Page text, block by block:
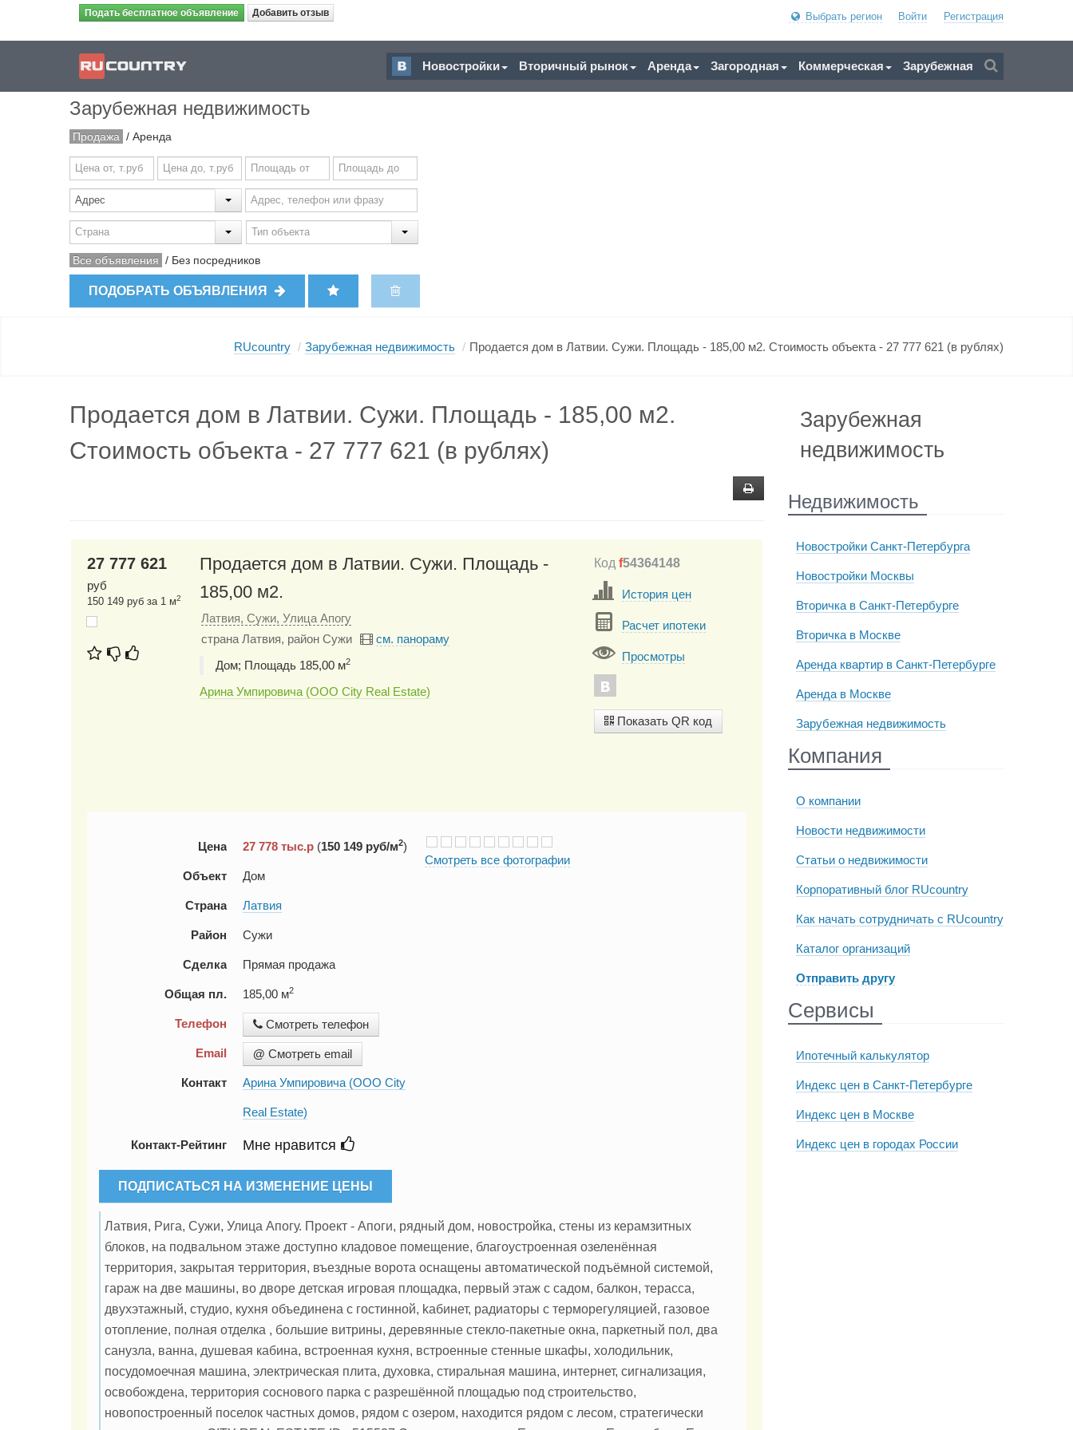
Подать бесплатное объявление Добавить отзыв Выбрать регион Войти Регистрация
Новостройки Вторичный рынок Аренда Загородная Коммерческая Зарубежная
Зарубежная недвижимость
Продажа / Аренда
Все объявления / Без посредников
ПОДОБРАТЬ ОБЪЯВЛЕНИЯ
RUcountry / Зарубежная недвижимость / Продается дом в Латвии. Сужи. Площадь - 185,00 м2. Стоимость объекта - 27 777 621 (в рублях)
Продается дом в Латвии. Сужи. Площадь - 185,00 м2.
Стоимость объекта - 27 777 621 (в рублях)
27 777 621
руб
150 149 руб за 1 м2
Продается дом в Латвии. Сужи. Площадь -
185,00 м2.
Латвия, Сужи, Улица Апогу
страна Латвия, район Сужи
см. панораму
Дом; Площадь 185,00 м2
Арина Умпировича (ООО City Real Estate)
Кодf54364148
История цен
Расчет ипотеки
Просмотры
Показать QR код
Цена 27 778 тыс.р (150 149 руб/м2)
Объект Дом
Страна Латвия
Район Сужи
Сделка Прямая продажа
Общая пл. 185,00 м2
Телефон Смотреть телефон
Email @ Смотреть email
Контакт Арина Умпировича (ООО City
Real Estate)
Контакт-Рейтинг Мне нравится
Смотреть все фотографии
ПОДПИСАТЬСЯ НА ИЗМЕНЕНИЕ ЦЕНЫ
Латвия, Рига, Сужи, Улица Апогу. Проект - Апоги, рядный дом, новостройка, стены из керамзитных
блоков, на подвальном этаже доступно кладовое помещение, благоустроенная озеленённая
территория, закрытая территория, въездные ворота оснащены автоматической подъёмной системой,
гараж на две машины, во дворе детская игровая площадка, первый этаж с садом, балкон, терасса,
двухэтажный, студио, кухня объединена с гостинной, kабинет, радиаторы с терморегуляцией, газовое
отопление, полная отделка , большие витрины, деревянные стекло-пакетные окна, паркетный пол, два
санузла, ванна, душевая кабина, встроенная кухня, встроенные стенные шкафы, холодильник,
посудомоечная машина, электрическая плита, духовка, стиральная машина, интернет, сигнализация,
освобождена, территория соснового парка с разрешённой площадью под строительство,
новопостроенный поселок частных домов, рядом с озером, находится рядом с лесом, стратегически
Зарубежная
недвижимость
Недвижимость
Новостройки Санкт-Петербурга
Новостройки Москвы
Вторичка в Санкт-Петербурге
Вторичка в Москве
Аренда квартир в Санкт-Петербурге
Аренда в Москве
Зарубежная недвижимость
Компания
О компании
Новости недвижимости
Статьи о недвижимости
Корпоративный блог RUcountry
Как начать сотрудничать с RUcountry
Каталог организаций
Отправить другу
Сервисы
Ипотечный калькулятор
Индекс цен в Санкт-Петербурге
Индекс цен в Москве
Индекс цен в городах России